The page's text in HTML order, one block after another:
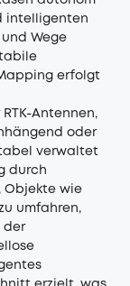
intelligenten
Wege
erfolgt
Antennen,
oder
verwaltet
durch
Objekte wie
umfahren,
der